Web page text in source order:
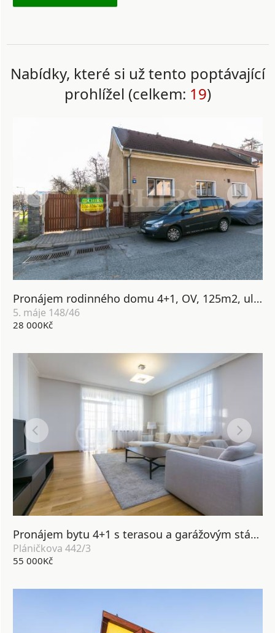
Nabídky, které si už tento poptávající
prohlížel (celkem: 19)
Pronájem rodinného domu 4+1, OV, 125m2, ul. 5. máje 148/46, Praha 5 - Stodůlky
5. máje 148/46
28 000Kč
Pronájem bytu 4+1 s terasou a garážovým stáním, OV, 174m2, ul. Pláničkova 442/3, Praha 6 - Veleslavín
Pláničkova 442/3
55 000Kč